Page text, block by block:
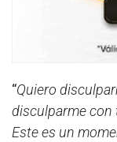
“Quiero
disculparme con
Este es un